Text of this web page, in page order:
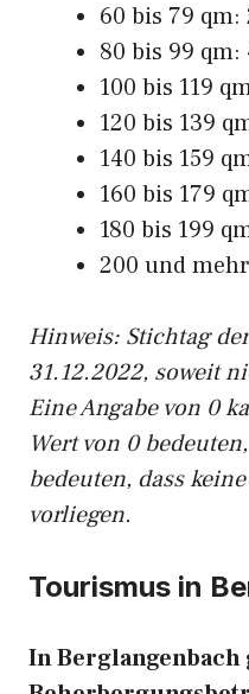
60 bis 79
80 bis 99
100 bis 119
120 bis 139
140 bis 159
160 bis 179
180 bis 199
200 und
Hinweis: Stichtag
31.12.2022, soweit
Eine Angabe von 0
Wert von 0
bedeuten, dass
vorliegen.
Tourismus in
In Berglangenbach